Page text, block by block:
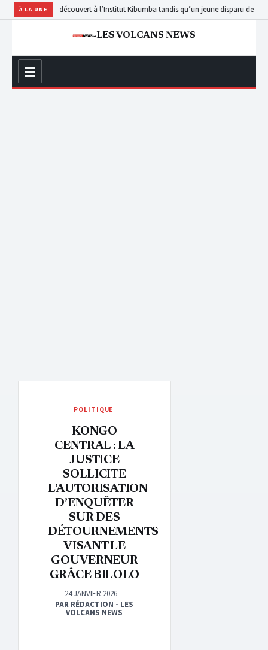
À LA UNE
corps découvert à l’Institut Kibumba tandis qu’un jeune disparu depuis cinq
LES VOLCANS NEWS
POLITIQUE
KONGO
CENTRAL : LA
JUSTICE
SOLLICITE
L’AUTORISATION
D’ENQUÊTER
SUR DES
DÉTOURNEMENTS
VISANT LE
GOUVERNEUR
GRÂCE BILOLO
24 JANVIER 2026
PAR RÉDACTION - LES
VOLCANS NEWS